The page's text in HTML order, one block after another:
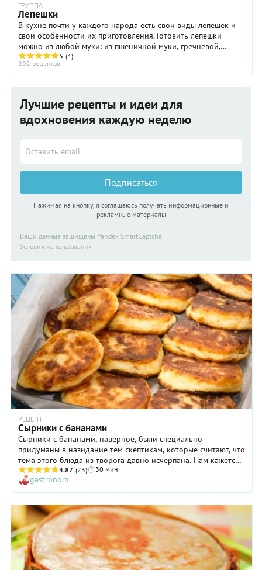
ГРУППА
Лепешки
В кухне почти у каждого народа есть свои виды лепешек и
свои особенности их приготовления. Готовить лепешки
можно из любой муки: из пшеничной муки, гречневой,
ржаной, гороховой, овсяной муки. Тесто ...
5 (4)
202 рецептов
Лучшие рецепты и идеи для
вдохновения каждую неделю
Подписаться
Нажимая на кнопку, я соглашаюсь получать информационные и
рекламные материалы
Ваши данные защищены Yandex SmartCaptcha
Условия использования
РЕЦЕПТ
Сырники с бананами
Сырники с бананами, наверное, были специально
придуманы в назидание тем скептикам, которые считают, что
тема этого блюда из творога давно исчерпана. Нам кажется,
что такая оригинальная версия очень и очень хороша!
Сырники с бананами имеют особенно нежную текстуру и
характерный аромат, что очень нравится детям. Кстати,
такое блюдо можно и подать весьма необычным образом:
дать сырникам немного остыть и сложить друг на друга в
виде башенок, прослаивая кружочками свежих бананов.
Маленьким непоседы точно будут в восторге!
4.87 (23) 30 мин
gastronom